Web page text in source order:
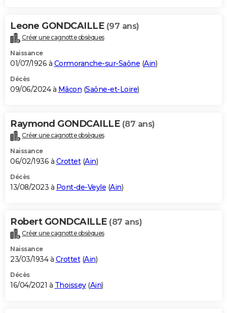
Carte de Noël
Carte Bonne année
Carte Saint-Valentin
Carte Pâques
Carte d'anniversaire
DICTIONNAIRE
Dictionnaire
Biographies
Citations
Expressions
Proverbes
PROGRAMME TV
S'inscrire
Se connecter
Lycées
Collèges
Primaires
Universités
Entreprises
Service militaire
Avis de recherche
AVIS DE DÉCÈS
Bricolage
Lifestyle
Culture
Sport
Auto
Television
Voyage
Cinema
Leone GONDCAILLE (97 ans)
Créer une cagnotte obsèques
Naissance
01/07/1926 à Cormoranche-sur-Saône (Ain)
Décès
09/06/2024 à Mâcon (Saône-et-Loire)
Raymond GONDCAILLE (87 ans)
Créer une cagnotte obsèques
Naissance
06/02/1936 à Crottet(Ain)
Décès
13/08/2023 à Pont-de-Veyle (Ain)
Robert GONDCAILLE (87 ans)
Créer une cagnotte obsèques
Naissance
23/03/1934 à Crottet(Ain)
Décès
16/04/2021 à Thoissey(Ain)